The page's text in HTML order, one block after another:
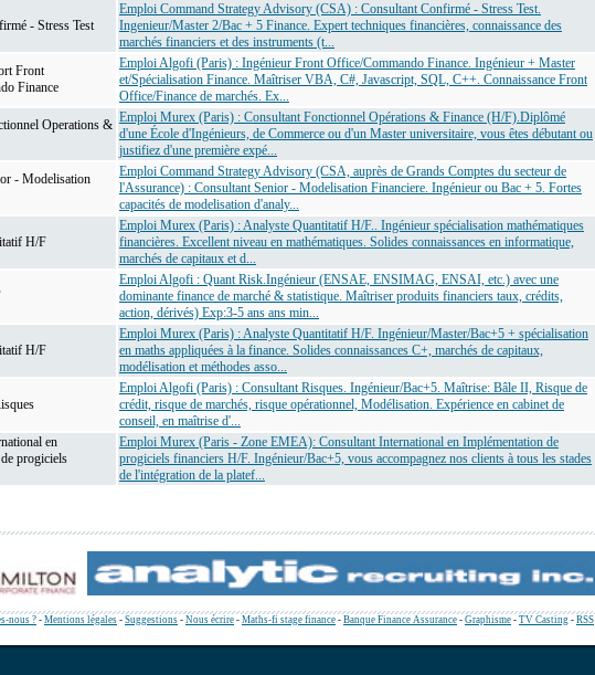
- Stress Test
Emploi Command Strategy Advisory (CSA) : Consultant Confirmé - Stress Test.
Ingenieur/Master 2/Bac + 5 Finance. Expert techniques financières, connaissance des
marchés financiers et des instruments (t...
Front
Finance
Emploi Algofi (Paris) : Ingénieur Front Office/Commando Finance. Ingénieur + Master
et/Spécialisation Finance. Maîtriser VBA, C#, Javascript, SQL, C++. Connaissance Front
Office/Finance de marchés. Ex...
Operations & Emploi Murex (Paris) : Consultant Fonctionnel Opérations & Finance (H/F).Diplômé
d'une École d'Ingénieurs, de Commerce ou d'un Master universitaire, vous êtes débutant ou
justifiez d'une première expé...
- Modelisation
Emploi Command Strategy Advisory (CSA, auprès de Grands Comptes du secteur de
l'Assurance) : Consultant Senior - Modelisation Financiere. Ingénieur ou Bac + 5. Fortes
capacités de modelisation d'analy...
H/F
Emploi Murex (Paris) : Analyste Quantitatif H/F.. Ingénieur spécialisation mathématiques
financières. Excellent niveau en mathématiques. Solides connaissances en informatique,
marchés de capitaux et d...
Emploi Algofi : Quant Risk.Ingénieur (ENSAE, ENSIMAG, ENSAI, etc.) avec une
dominante finance de marché & statistique. Maîtriser produits financiers taux, crédits,
action, dérivés) Exp:3-5 ans ans min...
H/F
Emploi Murex (Paris) : Analyste Quantitatif H/F. Ingénieur/Master/Bac+5 + spécialisation
en maths appliquées à la finance. Solides connaissances C+, marchés de capitaux,
modélisation et méthodes asso...
Emploi Algofi (Paris) : Consultant Risques. Ingénieur/Bac+5. Maîtrise: Bâle II, Risque de
crédit, risque de marchés, risque opérationnel, Modélisation. Expérience en cabinet de
conseil, en maîtrise d'...
en
progiciels
Emploi Murex (Paris - Zone EMEA): Consultant International en Implémentation de
progiciels financiers H/F. Ingénieur/Bac+5, vous accompagnez nos clients à tous les stades
de l'intégration de la platef...
nous ?- Mentions légales - Suggestions - Nous écrire - Maths-fi stage finance - Banque Finance Assurance - Graphisme - TV Casting - RSS